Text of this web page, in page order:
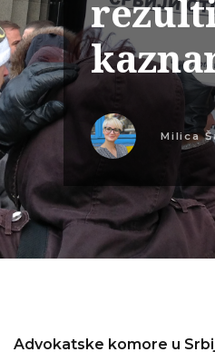
Milica
Advokatske komore u